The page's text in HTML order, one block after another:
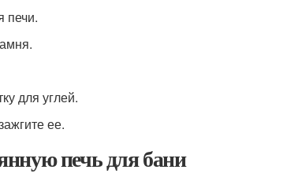
печи.
для углей.
ее.
печь для бани